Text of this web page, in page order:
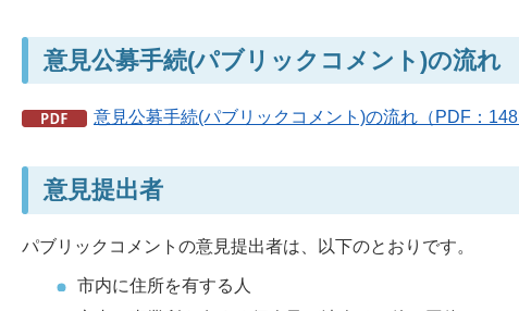
意見公募手続(パブリックコメント)の流れ
意見公募手続(パブリックコメント)の流れ（PDF：
意見提出者
パブリックコメントの意見提出者は、以下のとおりです。
市内に住所を有する人